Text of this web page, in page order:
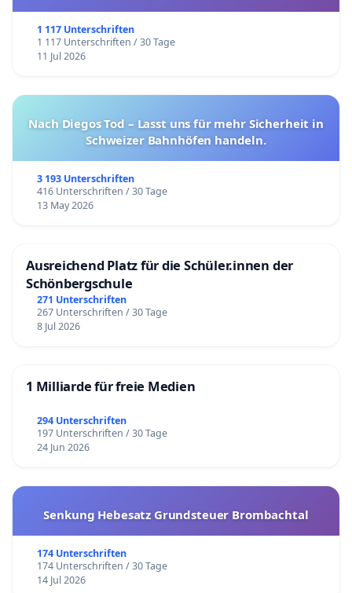
1 117 Unterschriften
1 117 Unterschriften / 30 Tage
11 Jul 2026
Nach Diegos Tod – Lasst uns für mehr Sicherheit in
Schweizer Bahnhöfen handeln.
3 193 Unterschriften
416 Unterschriften / 30 Tage
13 May 2026
Ausreichend Platz für die Schüler.innen der
Schönbergschule
271 Unterschriften
267 Unterschriften / 30 Tage
8 Jul 2026
1 Milliarde für freie Medien
294 Unterschriften
197 Unterschriften / 30 Tage
24 Jun 2026
Senkung Hebesatz Grundsteuer Brombachtal
174 Unterschriften
174 Unterschriften / 30 Tage
14 Jul 2026